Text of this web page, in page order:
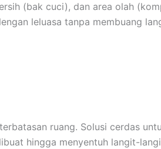
(bak cuci), dan area olah
leluasa tanpa membuang
ruang. Solusi cerdas
hingga menyentuh langit-